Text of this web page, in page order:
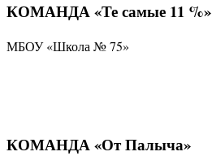
КОМАНДА «Те самые 11 %»
МБОУ «Школа № 75»
КОМАНДА «От Палыча»